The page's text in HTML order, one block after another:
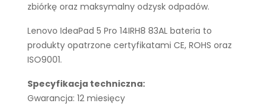
zbiórkę oraz maksymalny odzysk odpadów.
Lenovo IdeaPad 5 Pro 14IRH8 83AL bateria to
produkty opatrzone certyfikatami CE, ROHS oraz
ISO9001.
Specyfikacja techniczna:
Gwarancja: 12 miesięcy